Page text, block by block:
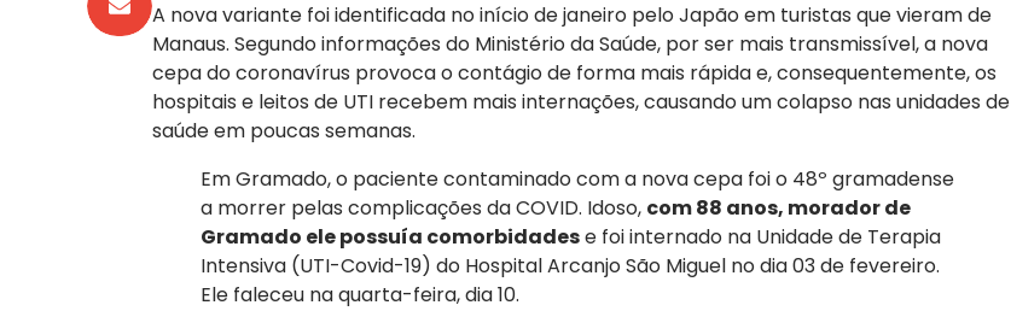
A nova variante foi identificada no início de janeiro pelo Japão em turistas que vieram de
Manaus. Segundo informações do Ministério da Saúde, por ser mais transmissível, a nova
cepa do coronavírus provoca o contágio de forma mais rápida e, consequentemente, os
hospitais e leitos de UTI recebem mais internações, causando um colapso nas unidades de
saúde em poucas semanas.
Em Gramado, o paciente contaminado com a nova cepa foi o 48º gramadense
a morrer pelas complicações da COVID. Idoso, com 88 anos, morador de
Gramado ele possuía comorbidadese foi internado na Unidade de Terapia
Intensiva (UTI-Covid-19) do Hospital Arcanjo São Miguel no dia 03 de fevereiro.
Ele faleceu na quarta-feira, dia 10.